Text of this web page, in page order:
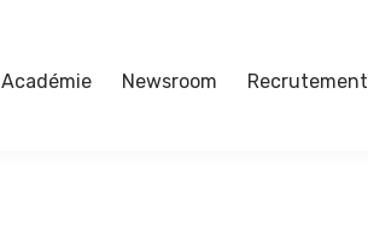
Académie Newsroom Recrutement